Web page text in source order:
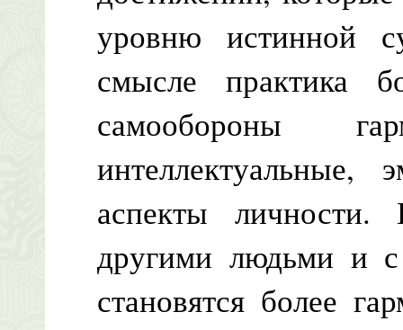
уровню истинной
смысле практика
самообороны
интеллектуальные,
аспекты личности.
другими людьми и
становятся более